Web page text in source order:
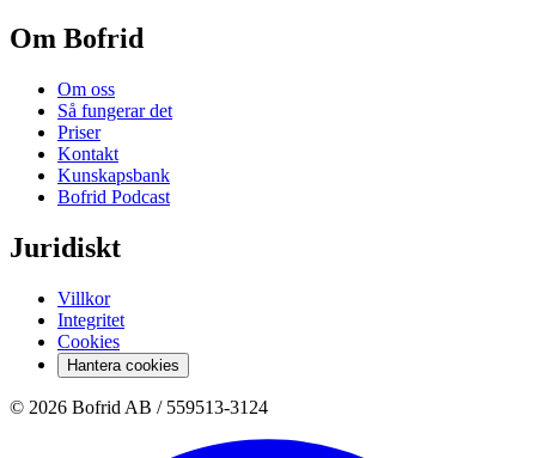
Om Bofrid
Om oss
Så fungerar det
Priser
Kontakt
Kunskapsbank
Bofrid Podcast
Juridiskt
Villkor
Integritet
Cookies
Hantera cookies
© 2026 Bofrid AB / 559513-3124